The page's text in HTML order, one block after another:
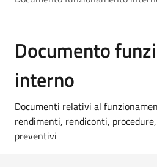
Documento
interno
Documenti relativi al
rendimenti, rendiconti,
preventivi